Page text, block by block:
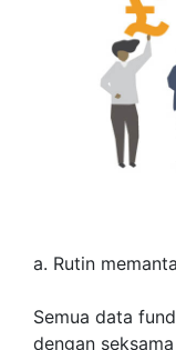
a. Rutin
Semua data
dengan